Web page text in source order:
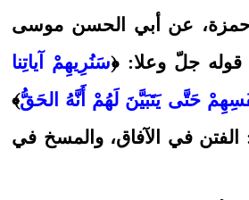
عن أبي الحسن موسى
قوله جلّ وعلا: ﴿سَنُرِيهِمْ آياتِنا
حَتَّى يَتَبَيَّنَ لَهُمْ أَنَّهُ الحَقُّ﴾
قال: الفتن في الآفاق، والمسخ في